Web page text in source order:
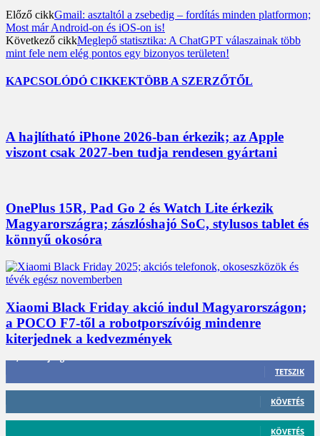
Előző cikkGmail: asztaltól a zsebedig – fordítás minden platformon;
Most már Android-on és iOS-on is!
Következő cikkMeglepő statisztika: A ChatGPT válaszainak több
mint fele nem elég pontos egy bizonyos területen!
KAPCSOLÓDÓ CIKKEKTÖBB A SZERZŐTŐL
A hajlítható iPhone 2026-ban érkezik; az Apple
viszont csak 2027-ben tudja rendesen gyártani
OnePlus 15R, Pad Go 2 és Watch Lite érkezik
Magyarországra; zászlóshajó SoC, stylusos tablet és
könnyű okosóra
Xiaomi Black Friday akció indul Magyarországon;
a POCO F7-től a robotporszívóig mindenre
kiterjednek a kedvezmények
TETSZIK
412 Követő
KÖVETÉS
59 Követő
KÖVETÉS